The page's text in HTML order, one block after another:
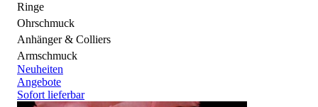
Ringe
Ohrschmuck
Anhänger & Colliers
Armschmuck
Neuheiten
Angebote
Sofort lieferbar